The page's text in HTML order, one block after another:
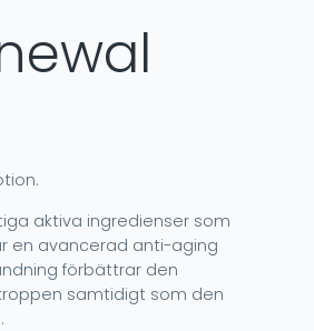
aktiva ingredienser som
en avancerad anti-aging
förbättrar den
samtidigt som den